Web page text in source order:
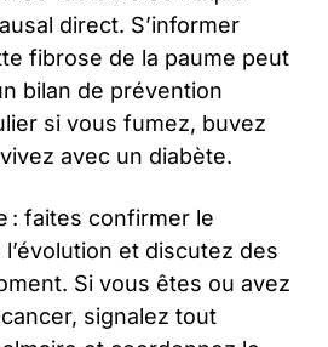
direct. S’informer
fibrose de la paume peut
bilan de prévention
si vous fumez, buvez
avec un diabète.
: faites confirmer le
et discutez des
Si vous êtes ou avez
signalez tout